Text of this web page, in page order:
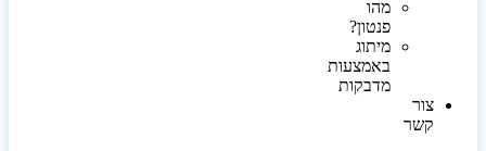
מהו
פנטון?
מיתוג
באמצעות
מדבקות
צור
קשר